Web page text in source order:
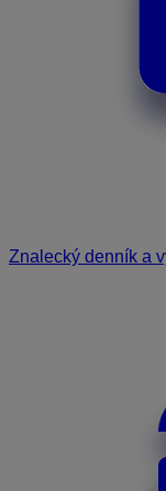
Znalecký denník a